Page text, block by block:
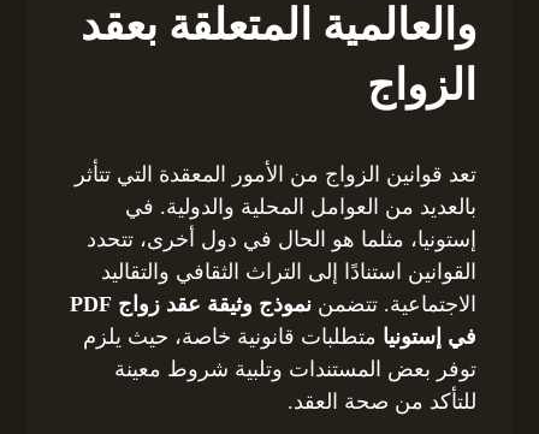
والعالمية المتعلقة بعقد
الزواج
تعد قوانين الزواج من الأمور المعقدة التي تتأثر
بالعديد من العوامل المحلية والدولية. في
إستونيا، مثلما هو الحال في دول أخرى، تتحدد
القوانين استنادًا إلى التراث الثقافي والتقاليد
الاجتماعية. تتضمن
نموذج وثيقة عقد زواج PDF
في إستونيا متطلبات قانونية خاصة، حيث يلزم
توفر بعض المستندات وتلبية شروط معينة
للتأكد من صحة العقد.